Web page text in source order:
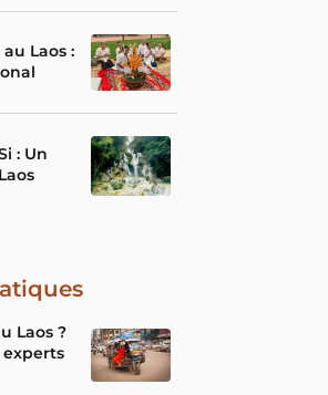
Laos :
: Un
Laos ?